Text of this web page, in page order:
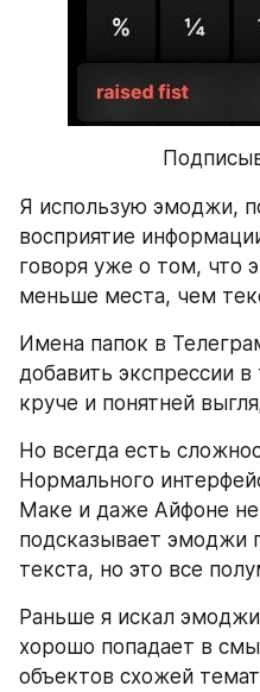
Я использую эмоджи,
восприятие
говоря уже о том, что
меньше места, чем
Имена папок в
добавить экспрессии
круче и понятней
Но всегда есть
Нормального
Маке и даже Айфоне
подсказывает эмоджи
текста, но это все
Раньше я искал эмоджи
хорошо попадает в
объектов схожей